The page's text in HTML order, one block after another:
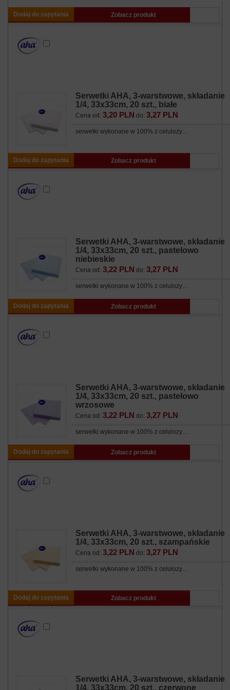
Dodaj do zapytania Zobacz produkt
Serwetki AHA, 3-warstwowe, składanie
1/4, 33x33cm, 20 szt., białe
Cena od: 3,20 PLN do: 3,27 PLN
serwetki wykonane w 100% z celulozy…
Dodaj do zapytania Zobacz produkt
Serwetki AHA, 3-warstwowe, składanie
1/4, 33x33cm, 20 szt., pastelowo
niebieskie
Cena od: 3,22 PLN do: 3,27 PLN
serwetki wykonane w 100% z celulozy…
Dodaj do zapytania Zobacz produkt
Serwetki AHA, 3-warstwowe, składanie
1/4, 33x33cm, 20 szt., pastelowo
wrzosowe
Cena od: 3,22 PLN do: 3,27 PLN
serwetki wykonane w 100% z celulozy…
Dodaj do zapytania Zobacz produkt
Serwetki AHA, 3-warstwowe, składanie
1/4, 33x33cm, 20 szt., szampańskie
Cena od: 3,22 PLN do: 3,27 PLN
serwetki wykonane w 100% z celulozy…
Dodaj do zapytania Zobacz produkt
Serwetki AHA, 3-warstwowe, składanie
1/4, 33x33cm, 20 szt., czerwone